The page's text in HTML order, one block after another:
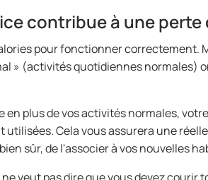
contribue à une perte
pour fonctionner correctement.
» (activités quotidiennes normales)
en plus de vos activités normales,
utilisées. Cela vous assurera une
sûr, de l'associer à vos nouvelles